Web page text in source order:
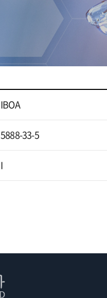
IBOA
5888-33-5
I